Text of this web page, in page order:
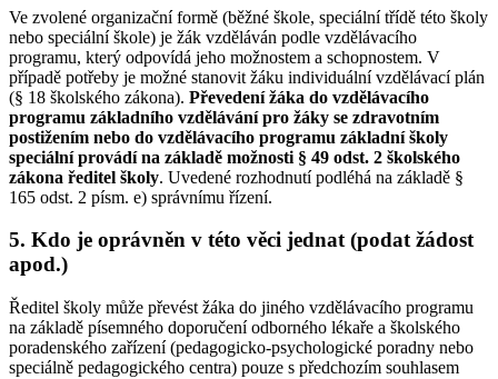
Ve zvolené organizační formě (běžné škole, speciální třídě této školy
nebo speciální škole) je žák vzděláván podle vzdělávacího
programu, který odpovídá jeho možnostem a schopnostem. V
případě potřeby je možné stanovit žáku individuální vzdělávací plán
(§ 18 školského zákona). Převedení žáka do vzdělávacího
programu základního vzdělávání pro žáky se zdravotním
postižením nebo do vzdělávacího programu základní školy
speciální provádí na základě možnosti § 49 odst. 2 školského
zákona ředitel školy. Uvedené rozhodnutí podléhá na základě §
165 odst. 2 písm. e) správnímu řízení.
5. Kdo je oprávněn v této věci jednat (podat žádost
apod.)
Ředitel školy může převést žáka do jiného vzdělávacího programu
na základě písemného doporučení odborného lékaře a školského
poradenského zařízení (pedagogicko-psychologické poradny nebo
speciálně pedagogického centra) pouze s předchozím souhlasem